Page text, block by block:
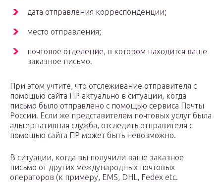
дата отправления корреспонденции;
место отправления;
почтовое отделение, в котором находится ваше
заказное письмо.
При этом учтите, что отслеживание отправителя с
помощью сайта ПР актуально в ситуации, когда
письмо было отправлено с помощью сервиса Почты
России. Если же представителем почтовых услуг была
альтернативная служба, отследить отправителя с
помощью сайта ПР может быть невозможно.
В ситуации, когда вы получили ваше заказное
письмо от других международных почтовых
операторов (к примеру, EMS, DHL, Fedex etc.